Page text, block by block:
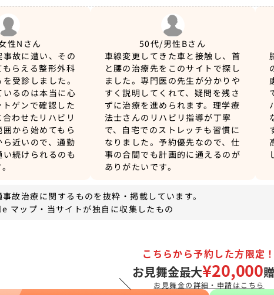
性Nさん
事故に遭い、その
もらえる整形外科
受診しました。
るのは本当に心
ゲンで確認した
わせたリハビリ
から始めてもら
近いので、通勤
続けられるのも
50代/男性Bさん
車線変更してきた車と接触し、首
と腰の治療先をこのサイトで探し
ました。専門医の先生が分かりや
すく説明してくれて、疑問を残さ
ずに治療を進められます。理学療
法士さんのリハビリ指導が丁寧
で、自宅でのストレッチも習慣に
なりました。予約優先なので、仕
事の合間でも計画的に通えるのが
ありがたいです。
故治療に関するものを抜粋・掲載しています。
マップ・当サイトが独自に収集したもの
＼
こちらから予約した方限定！
お見舞金最大¥20,000
お見舞金の詳細・申請はこちら